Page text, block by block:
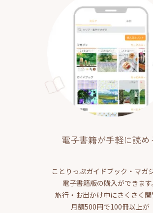
電子書籍が手軽に読め
ことりっぷガイドブック・マガ
電子書籍版の購入ができます
旅行・お出かけ中にさくさく
月額500円で100冊以上が